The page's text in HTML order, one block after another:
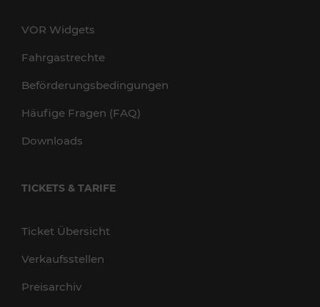
VOR Widgets
Fahrgastrechte
Beförderungsbedingungen
Häufige Fragen (FAQ)
Downloads
TICKETS & TARIFE
Ticket Übersicht
Verkaufsstellen
Preisarchiv